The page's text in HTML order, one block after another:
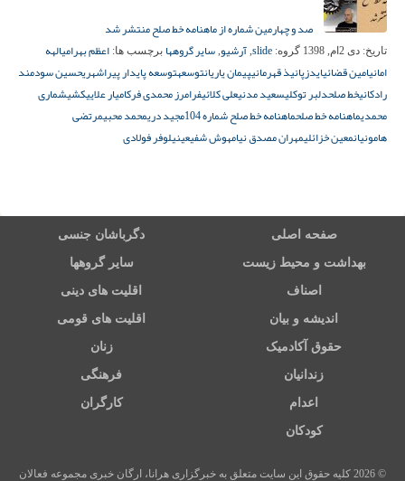
صد و چهارمین شماره از ماهنامه خط صلح منتشر شد
تاریخ: دی 2ام, 1398 گروه: slide
, آرشیو, سایر گروهها برچسب ها: اعظم بهرامیالهه
امانیامین قضائیایدزپانیذ قهرمانیپیمان یاریانتوسعهتوسعه پایدار پیراشهریحسین سودمند
رادکانیخط صلحدلبر توکلیسعید مدنیعلی کلائیفرامرز محمدی فرکامیار علاییکشیشماری
محمدیماهنامه خط صلحماهنامه خط صلح شماره 104 مجید دریمحمد محبیمرتضی
هامونیانمعین خزائلیمهران مصدق نیامهوش شفیعینیلوفر فولادی
صفحه اصلی دگرباشان جنسی
بهداشت و محیط زیست سایر گروهها
اصناف اقلیت های دینی
اندیشه و بیان اقلیت های قومی
حقوق آکادمیک زنان
زندانیان فرهنگی
اعدام کارگران
کودکان
© 2026 کلیه حقوق این سایت متعلق به خبرگزاری هرانا، ارگان خبری مجموعه فعالان